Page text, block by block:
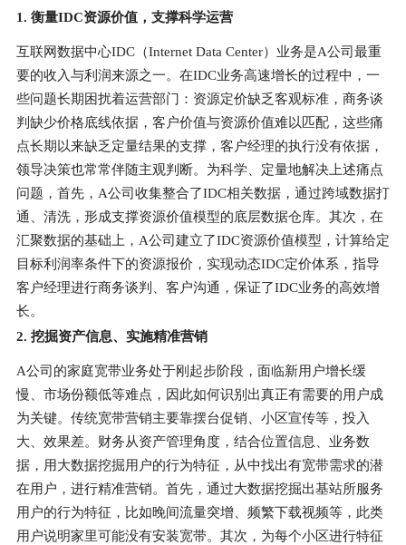
1. 衡量IDC资源价值，支撑科学运营
互联网数据中心IDC（Internet Data Center）业务是A公司最重
要的收入与利润来源之一。在IDC业务高速增长的过程中，一
些问题长期困扰着运营部门：资源定价缺乏客观标准，商务谈
判缺少价格底线依据，客户价值与资源价值难以匹配，这些痛
点长期以来缺乏定量结果的支撑，客户经理的执行没有依据，
领导决策也常常伴随主观判断。为科学、定量地解决上述痛点
问题，首先，A公司收集整合了IDC相关数据，通过跨域数据打
通、清洗，形成支撑资源价值模型的底层数据仓库。其次，在
汇聚数据的基础上，A公司建立了IDC资源价值模型，计算给定
目标利润率条件下的资源报价，实现动态IDC定价体系，指导
客户经理进行商务谈判、客户沟通，保证了IDC业务的高效增
长。
2. 挖掘资产信息、实施精准营销
A公司的家庭宽带业务处于刚起步阶段，面临新用户增长缓
慢、市场份额低等难点，因此如何识别出真正有需要的用户成
为关键。传统宽带营销主要靠摆台促销、小区宣传等，投入
大、效果差。财务从资产管理角度，结合位置信息、业务数
据，用大数据挖掘用户的行为特征，从中找出有宽带需求的潜
在用户，进行精准营销。首先，通过大数据挖掘出基站所服务
用户的行为特征，比如晚间流量突增、频繁下载视频等，此类
用户说明家里可能没有安装宽带。其次，为每个小区进行特征